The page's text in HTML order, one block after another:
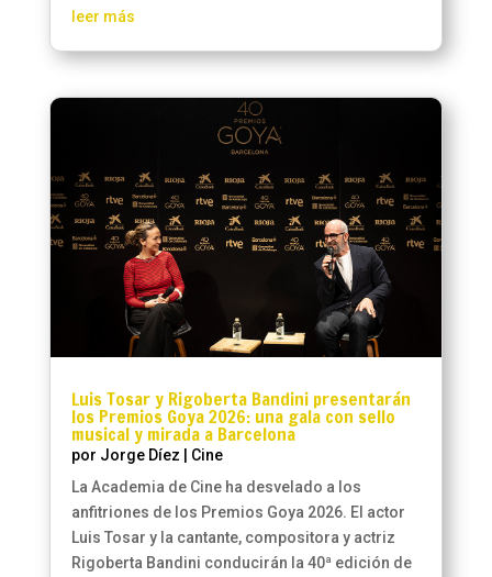
leer más
Luis Tosar y Rigoberta Bandini presentarán
los Premios Goya 2026: una gala con sello
musical y mirada a Barcelona
por Jorge Díez | Cine
La Academia de Cine ha desvelado a los
anfitriones de los Premios Goya 2026. El actor
Luis Tosar y la cantante, compositora y actriz
Rigoberta Bandini conducirán la 40ª edición de